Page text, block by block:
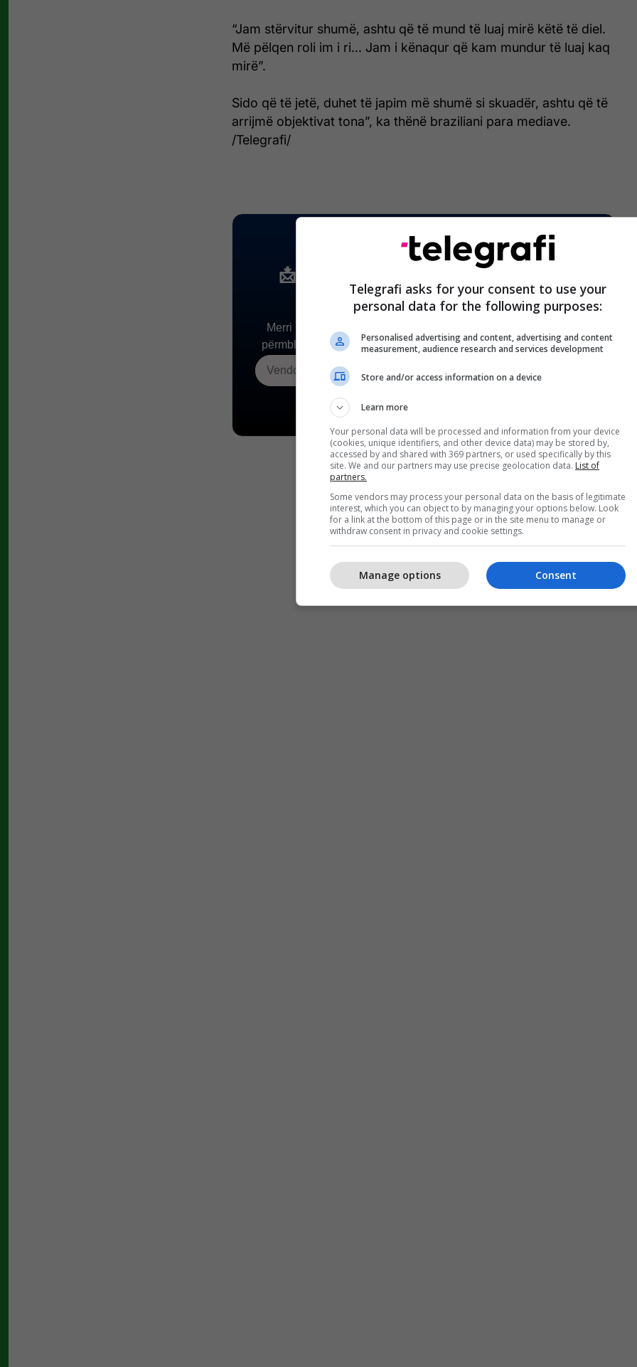
“Jam stërvitur shumë, ashtu që të mund të luaj mirë këtë të diel.
Më pëlqen roli im i ri... Jam i kënaqur që kam mundur të luaj kaq
mirë”.
Sido që të jetë, duhet të japim më shumë si skuadër, ashtu që të
arrijmë objektivat tona”, ka thënë braziliani para mediave.
/Telegrafi/
Telegrafi asks for your consent to use your
personal data for the following purposes:
Personalised advertising and content, advertising and content
measurement, audience research and services development
Store and/or access information on a device
Learn more
Your personal data will be processed and information from your device
(cookies, unique identifiers, and other device data) may be stored by,
accessed by and shared with 369 partners, or used specifically by this
site. We and our partners may use precise geolocation data. List of
partners.
Some vendors may process your personal data on the basis of legitimate
interest, which you can object to by managing your options below. Look
for a link at the bottom of this page or in the site menu to manage or
withdraw consent in privacy and cookie settings.
Consent
Manage options